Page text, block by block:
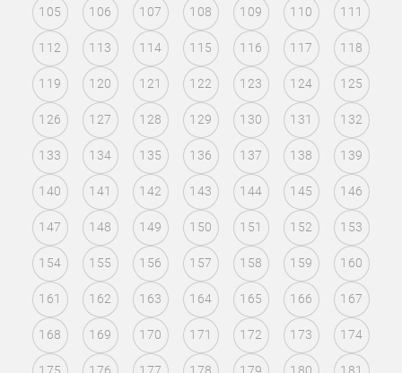
105 106 107 108 109 110 111
112 113 114 115 116 117 118
119 120 121 122 123 124 125
126 127 128 129 130 131 132
133 134 135 136 137 138 139
140 141 142 143 144 145 146
147 148 149 150 151 152 153
154 155 156 157 158 159 160
161 162 163 164 165 166 167
168 169 170 171 172 173 174